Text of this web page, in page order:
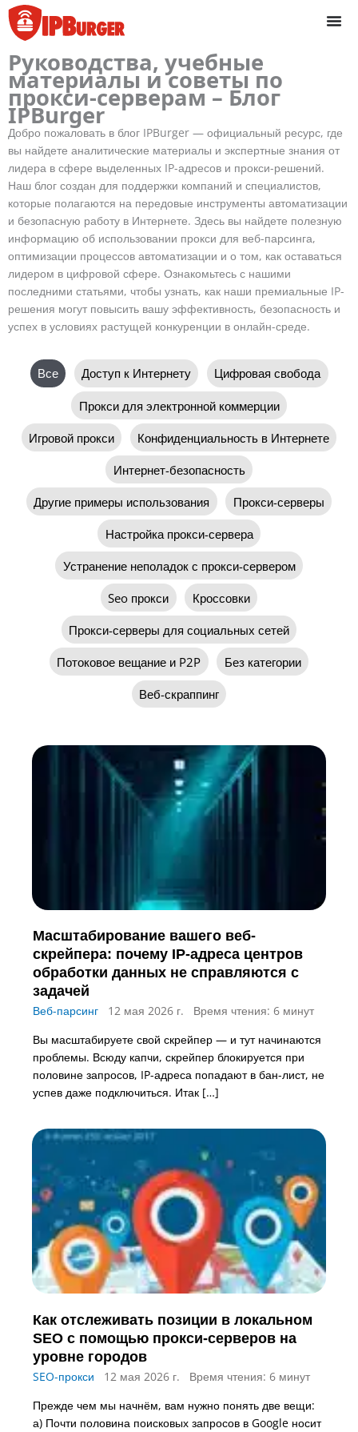
Перейти
содержанию
Руководства, учебные
материалы и советы по
прокси-серверам – Блог
IPBurger
Добро пожаловать в блог IPBurger — официальный ресурс, где
вы найдете аналитические материалы и экспертные знания от
лидера в сфере выделенных IP-адресов и прокси-решений.
Наш блог создан для поддержки компаний и специалистов,
которые полагаются на передовые инструменты автоматизации
и безопасную работу в Интернете. Здесь вы найдете полезную
информацию об использовании прокси для веб-парсинга,
оптимизации процессов автоматизации и о том, как оставаться
лидером в цифровой сфере. Ознакомьтесь с нашими
последними статьями, чтобы узнать, как наши премиальные IP-
решения могут повысить вашу эффективность, безопасность и
успех в условиях растущей конкуренции в онлайн-среде.
Фильтровать
записи
категориям
Все Доступ к Интернету Цифровая свобода
Прокси для электронной коммерции
Игровой прокси Конфиденциальность в Интернете
Интернет-безопасность
Другие примеры использования Прокси-серверы
Настройка прокси-сервера
Устранение неполадок с прокси-сервером
Seo прокси Кроссовки
Прокси-серверы для социальных сетей
Потоковое вещание и P2P Без категории
Веб-скраппинг
Масштабирование вашего веб-
скрейпера: почему IP-адреса центров
обработки данных не справляются с
задачей
Веб-парсинг 12 мая 2026 г.
Время чтения: 6 минут
Вы масштабируете свой скрейпер — и тут начинаются
проблемы. Всюду капчи, скрейпер блокируется при
половине запросов, IP-адреса попадают в бан-лист, не
успев даже подключиться. Итак […]
Как отслеживать позиции в локальном
SEO с помощью прокси-серверов на
уровне городов
SEO-прокси 12 мая 2026 г.
Время чтения: 6 минут
Прежде чем мы начнём, вам нужно понять две вещи:
а) Почти половина поисковых запросов в Google носит